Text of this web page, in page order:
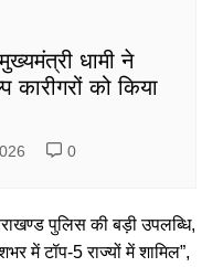
धामी ने
को किया
0